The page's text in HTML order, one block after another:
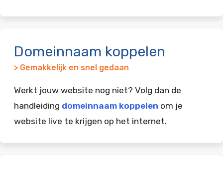
Domeinnaam koppelen
> Gemakkelijk en snel gedaan
Werkt jouw website nog niet? Volg dan de
handleiding domeinnaam koppelen om je
website live te krijgen op het internet.